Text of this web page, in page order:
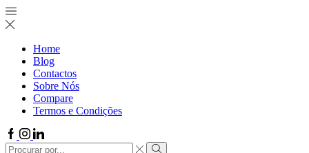
Home
Blog
Contactos
Sobre Nós
Compare
Termos e Condições